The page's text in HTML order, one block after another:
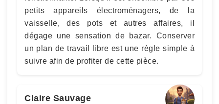
petits appareils électroménagers, de la
vaisselle, des pots et autres affaires, il
dégage une sensation de bazar. Conserver
un plan de travail libre est une règle simple à
suivre afin de profiter de cette pièce.
Claire Sauvage